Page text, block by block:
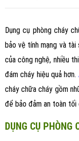
Dụng cụ phòng cháy
bảo vệ tính mạng và
của công nghệ, nhiều
đám cháy hiệu quả hơn.
cháy chữa cháy gồm
để bảo đảm an toàn tối
DỤNG CỤ PHÒNG